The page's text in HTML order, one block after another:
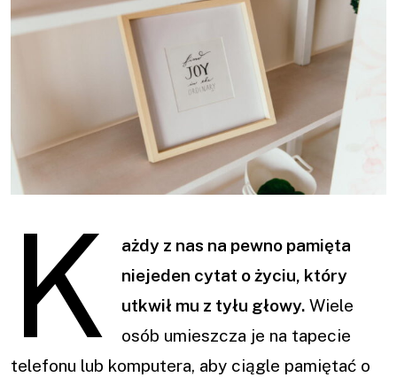
K ażdy z nas na pewno pamięta
niejeden cytat o życiu, który
utkwił mu z tyłu głowy. Wiele
osób umieszcza je na tapecie
telefonu lub komputera, aby ciągle pamiętać o